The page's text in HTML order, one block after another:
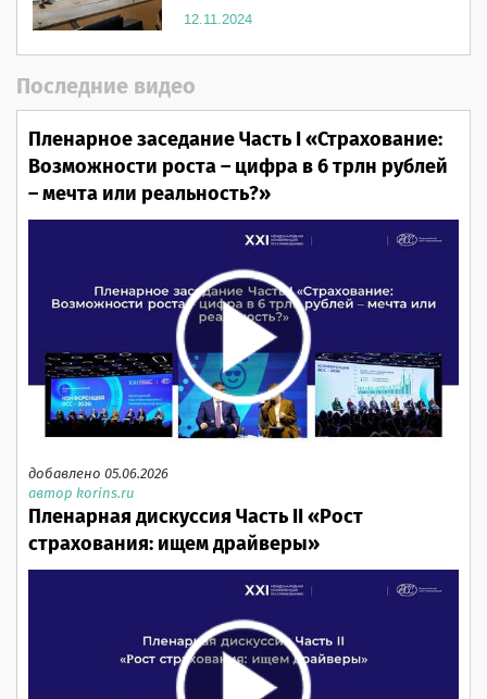
12.11.2024
Последние видео
Пленарное заседание Часть I «Страхование:
Возможности роста – цифра в 6 трлн рублей
– мечта или реальность?»
добавлено 05.06.2026
автор korins.ru
Пленарная дискуссия Часть II «Рост
страхования: ищем драйверы»